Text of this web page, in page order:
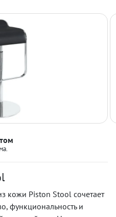
кожи Piston Stool сочетает
функциональность и